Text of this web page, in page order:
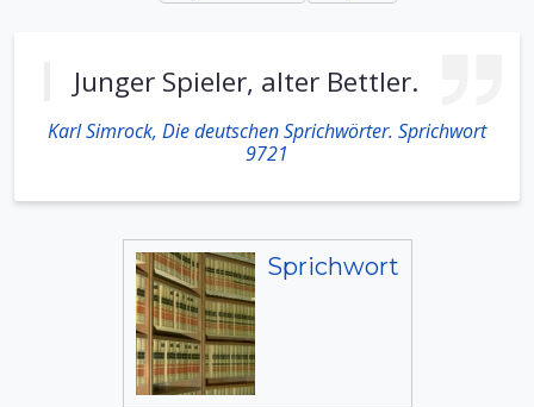
Junger Spieler, alter Bettler.
Karl Simrock, Die deutschen Sprichwörter. Sprichwort
9721
Sprichwort